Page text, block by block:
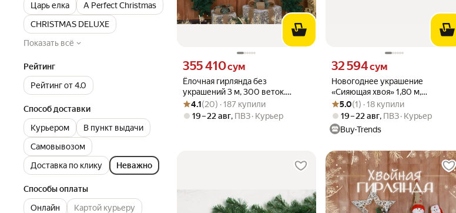
Царь елка
A Perfect Christmas
CHRISTMAS DELUXE
Показать всё
Рейтинг
Рейтинг от 4.0
Способ доставки
Курьером
В пункт выдачи
Самовывозом
Доставка по клику
Неважно
Способы оплаты
Онлайн
Картой курьеру
Ёлочная гирлянда без
украшений 3 м, 300 веток.
Новогодний декор
Цена 355410 сум вместо
355 410сум
Рейтинг товара: 4.1 из 5
Оценок: (20) · 187 купили
4.1(20) · 187 купили
19 – 22 авг, ПВЗ Курьер
Новогоднее украшение
«Сияющая хвоя» 1,80 м,
салатовый, для декора
Цена 32594 сум вместо
32 594сум
Рейтинг товара: 5.0 из 5
Оценок: (1) · 18 купили
5.0(1) · 18 купили
19 – 22 авг, ПВЗ Курьер
Buy-Trends